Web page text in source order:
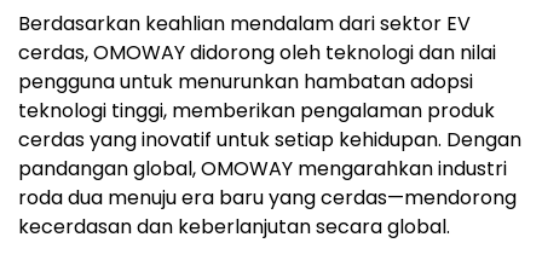
Berdasarkan keahlian mendalam dari sektor EV
cerdas, OMOWAY didorong oleh teknologi dan nilai
pengguna untuk menurunkan hambatan adopsi
teknologi tinggi, memberikan pengalaman produk
cerdas yang inovatif untuk setiap kehidupan. Dengan
pandangan global, OMOWAY mengarahkan industri
roda dua menuju era baru yang cerdas—mendorong
kecerdasan dan keberlanjutan secara global.